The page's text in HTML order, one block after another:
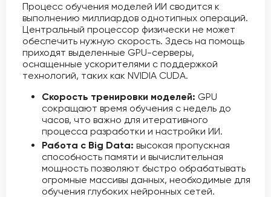
Процесс обучения моделей ИИ сводится к
выполнению миллиардов однотипных операций.
Центральный процессор физически не может
обеспечить нужную скорость. Здесь на помощь
приходят выделенные GPU-серверы,
оснащенные ускорителями с поддержкой
технологий, таких как NVIDIA CUDA.
Скорость тренировки моделей: GPU
сокращают время обучения с недель до
часов, что важно для итеративного
процесса разработки и настройки ИИ.
Работа с Big Data: высокая пропускная
способность памяти и вычислительная
мощность позволяют быстро обрабатывать
огромные массивы данных, необходимые для
обучения глубоких нейронных сетей.